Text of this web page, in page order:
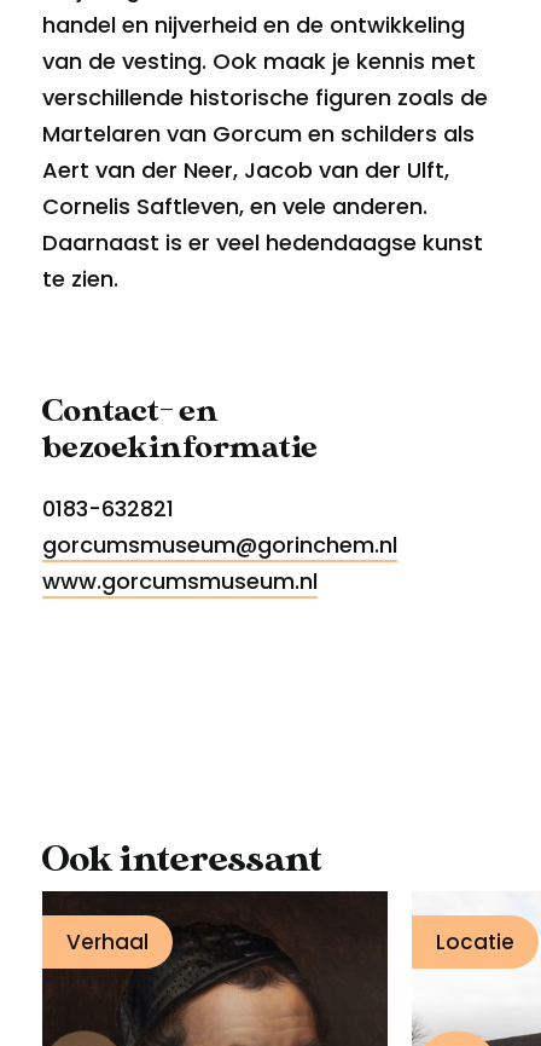
handel en nijverheid en de ontwikkeling
van de vesting. Ook maak je kennis met
verschillende historische figuren zoals de
Martelaren van Gorcum en schilders als
Aert van der Neer, Jacob van der Ulft,
Cornelis Saftleven, en vele anderen.
Daarnaast is er veel hedendaagse kunst
te zien.
Contact- en
bezoekinformatie
0183-632821
gorcumsmuseum@gorinchem.nl
www.gorcumsmuseum.nl
Ook interessant
Waarom de
Nederlandse
opstand net zo
Verhaal Locatie